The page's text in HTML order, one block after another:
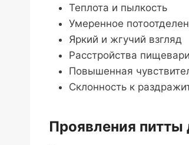
Теплота и пылкость
Умеренное
Яркий и жгучий взгляд
Расстройства
Повышенная
Склонность к
Проявления